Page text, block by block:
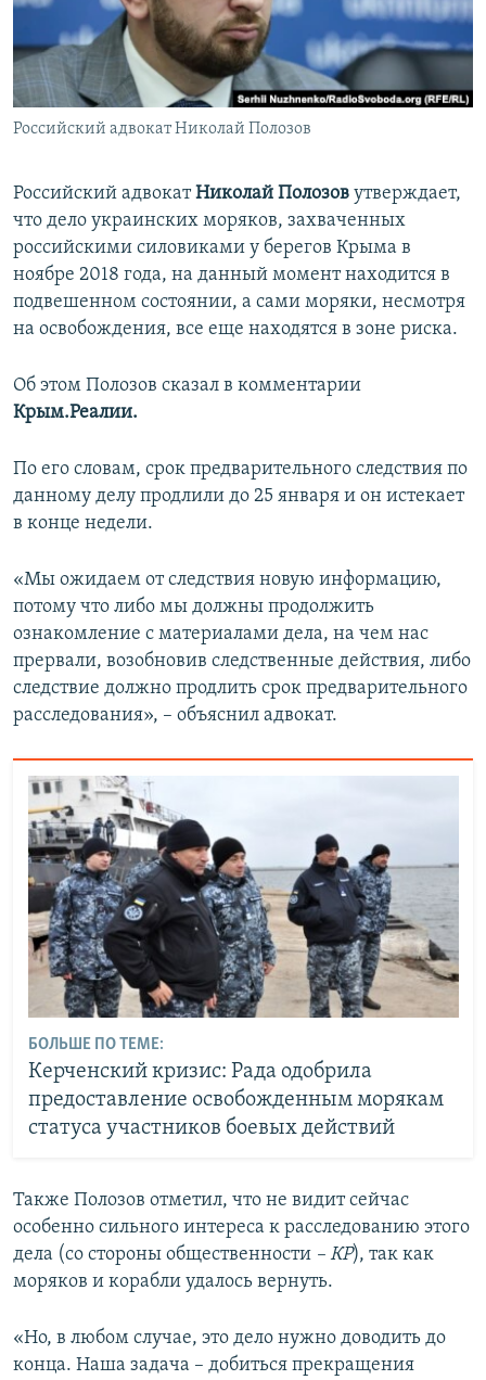
ПОБЕДИТЕЛЕЙ НЕ СУДЯТ?
КРЫМ.НЕПОКОРЕННЫЙ
ELIFBE
УКРАИНСКАЯ ПРОБЛЕМА КРЫМА
ПРИСОЕДИНЯЙТЕСЬ!
Российский адвокат Николай Полозов
Российский адвокатНиколай Полозов утверждает,
что дело украинских моряков, захваченных
российскими силовиками у берегов Крыма в
ноябре 2018 года, на данный момент находится в
подвешенном состоянии, а сами моряки, несмотря
на освобождения, все еще находятся в зоне риска.
Об этом Полозов сказал в комментарии
Крым.Реалии.
По его словам, срок предварительного следствия по
данному делу продлили до 25 января и он истекает
в конце недели.
«Мы ожидаем от следствия новую информацию,
потому что либо мы должны продолжить
ознакомление с материалами дела, на чем нас
прервали, возобновив следственные действия, либо
следствие должно продлить срок предварительного
расследования», – объяснил адвокат.
БОЛЬШЕ ПО ТЕМЕ:
Керченский кризис: Рада одобрила
предоставление освобожденным морякам
статуса участников боевых действий
Также Полозов отметил, что не видит сейчас
особенно сильного интереса к расследованию этого
дела (со стороны общественности – КР), так как
моряков и корабли удалось вернуть.
«Но, в любом случае, это дело нужно доводить до
конца. Наша задача – добиться прекращения